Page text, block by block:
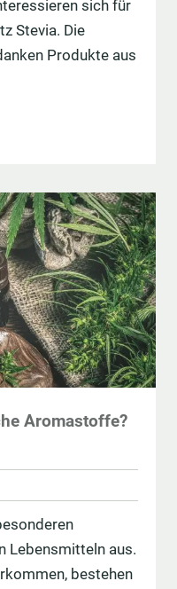
sich für
Stevia. Die
Produkte aus
Aromastoffe?
Lebensmitteln aus.
bestehen